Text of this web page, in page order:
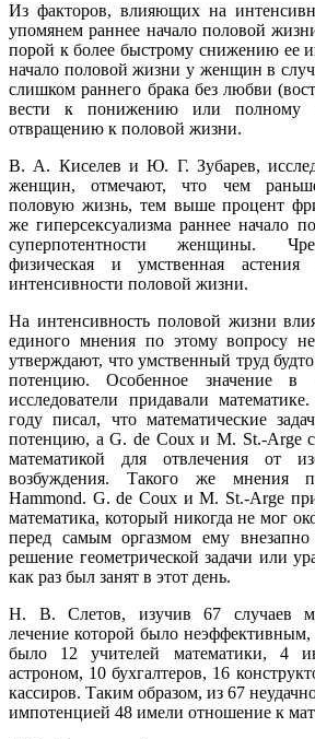
Из факторов, влияющих на
упомянем раннее начало половой
порой к более быстрому снижению ее
начало половой жизни у женщин в
слишком раннего брака без любви
вести к понижению или полному
отвращению к половой жизни.
В. А. Киселев и Ю. Г. Зубарев,
женщин, отмечают, что чем
половую жизнь, тем выше процент
же гиперсексуализма раннее начало
суперпотентности женщины.
физическая и умственная
интенсивности половой жизни.
На интенсивность половой жизни
единого мнения по этому вопросу
утверждают, что умственный труд
потенцию. Особенное значение в
исследователи придавали
году писал, что математические
потенцию, a G. de Coux и М. St.-Arge
математикой для отвлечения от
возбуждения. Такого же мнения
Hammond. G. de Coux и М. St.-Arge
математика, который никогда не мог
перед самым оргазмом ему
решение геометрической задачи или
как раз был занят в этот день.
Н. В. Слетов, изучив 67 случаев
лечение которой было
было 12 учителей математики, 4
астроном, 10 бухгалтеров, 16
кассиров. Таким образом, из 67
импотенцией 48 имели отношение к